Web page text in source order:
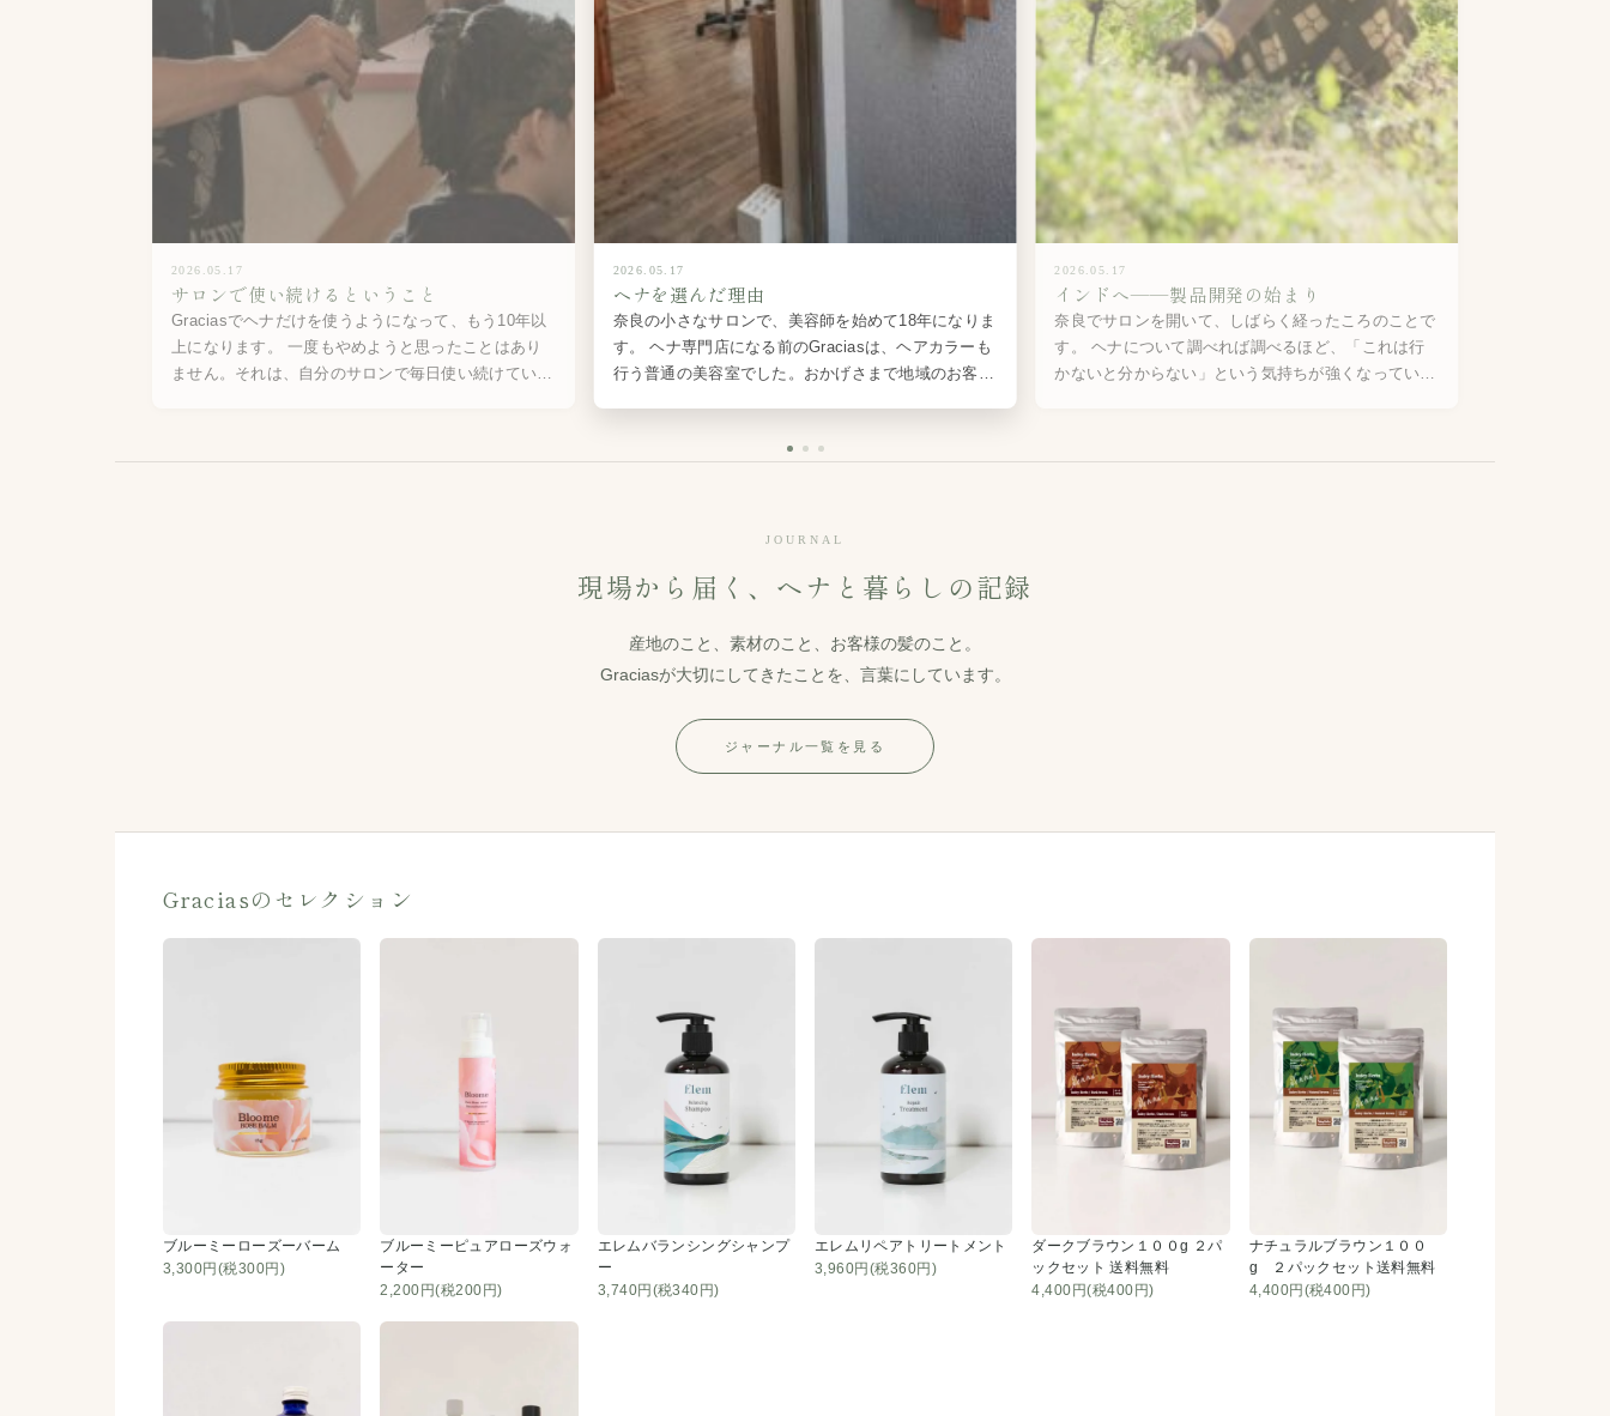
2026.05.17
ヘナを選んだ理由
奈良の小さなサロンで、美容師を始めて18年になりま
す。 ヘナ専門店になる前のGraciasは、ヘアカラーも
行う普通の美容室でした。おかげさまで地域のお客様
2026.05.17
インドへ——製品開発の始まり
奈良でサロンを開いて、しばらく経ったころのことで
す。 ヘナについて調べれば調べるほど、「これは行
かないと分からない」という気持ちが強くなっていき
2026.05.17
サロンで使い続けるということ
Graciasでヘナだけを使うようになって、もう10年以
上になります。 一度もやめようと思ったことはあり
ません。それは、自分のサロンで毎日使い続けている
JOURNAL
現場から届く、ヘナと暮らしの記録
産地のこと、素材のこと、お客様の髪のこと。
Graciasが大切にしてきたことを、言葉にしています。
ジャーナル一覧を見る
Graciasのセレクション
ブルーミーローズーバーム
3,300円(税300円)
ブルーミーピュアローズウォ
ーター
2,200円(税200円)
エレムバランシングシャンプ
ー
3,740円(税340円)
エレムリペアトリートメント
3,960円(税360円)
ダークブラウン１００g ２パ
ックセット 送料無料
4,400円(税400円)
ナチュラルブラウン１００
g ２パックセット送料無料
4,400円(税400円)